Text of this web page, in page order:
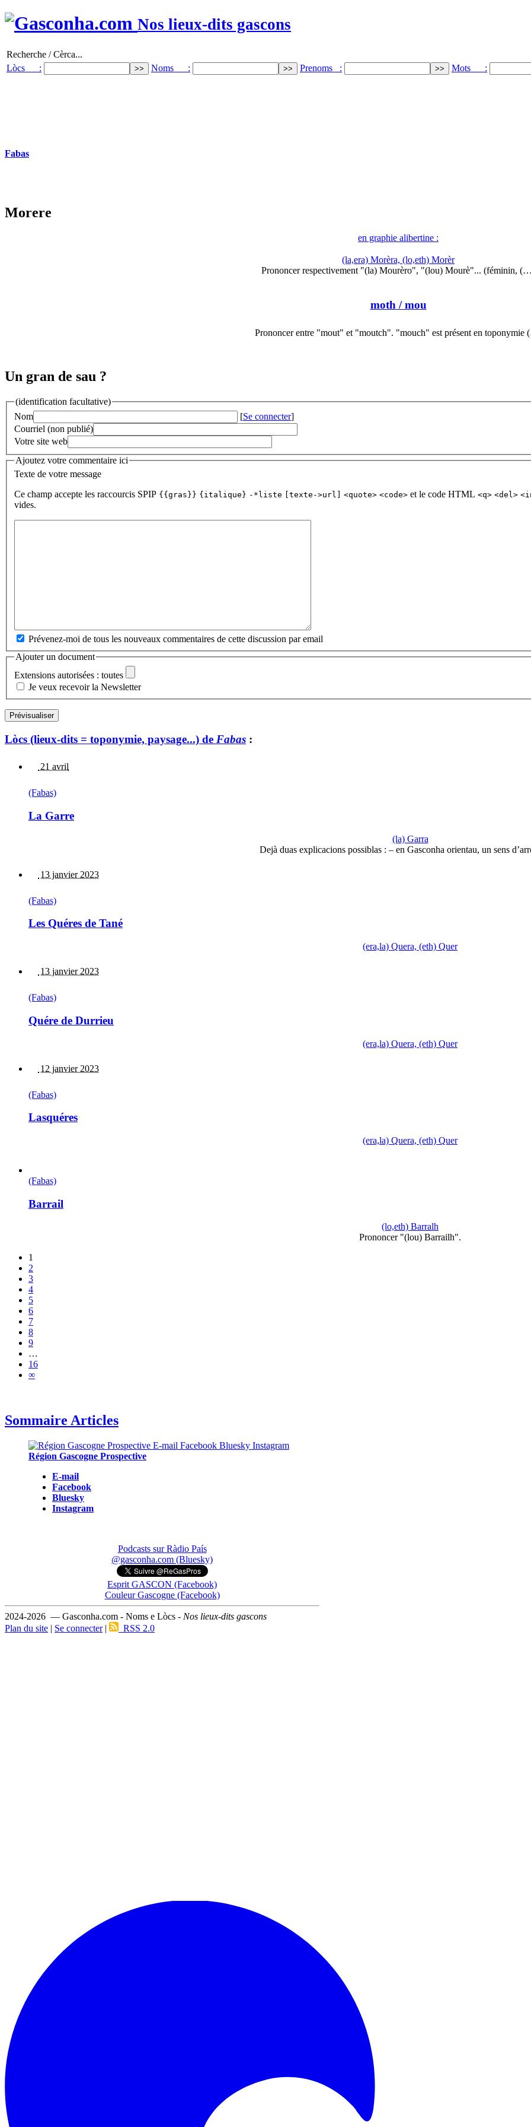
Nos lieux-dits gascons
Recherche / Cèrca...
Lòcs :
Noms : Prenoms : Mots :
Fabas
Morere
en graphie alibertine :
(la,era) Morèra, (lo,eth) Morèr
Prononcer respectivement "(la) Mourèro", "(lou) Mourè"... (féminin,
moth / mou
Prononcer entre "mout" et "moutch". "mouch" est présent en toponymie
Un gran de sau ?
(identification facultative)
Nom
[Se connecter]
Courriel (non publié)
Votre site web
Ajoutez votre commentaire ici
Texte de votre message
Ce champ accepte les raccourcis SPIP {{gras}} {italique} -*liste [texte->url] <quote> <code> et le code HTML <q> <del>
vides.
Prévenez-moi de tous les nouveaux commentaires de cette discussion par email
Ajouter un document
Extensions autorisées : toutes
Je veux recevoir la Newsletter
Lòcs (lieux-dits = toponymie, paysage...) de Fabas :
21 avril
(Fabas)
La Garre
(la) Garra
Dejà duas explicacions possiblas : – en Gasconha orientau, un sens
13 janvier 2023
(Fabas)
Les Quéres de Tané
(era,la) Quera, (eth) Quer
13 janvier 2023
(Fabas)
Quére de Durrieu
(era,la) Quera, (eth) Quer
12 janvier 2023
(Fabas)
Lasquéres
(era,la) Quera, (eth) Quer
(Fabas)
Barrail
(lo,eth) Barralh
Prononcer "(lou) Barrailh".
1
2
3
4
5
6
7
8
9
…
16
∞
Sommaire Articles
Région Gascogne Prospective
E-mail
Facebook
Bluesky
Instagram
Podcasts sur Ràdio País
@gasconha.com (Bluesky)
Esprit GASCON (Facebook)
Couleur Gascogne (Facebook)
2024-2026 — Gasconha.com - Noms e Lòcs - Nos lieux-dits gascons
Plan du site | Se connecter| RSS 2.0